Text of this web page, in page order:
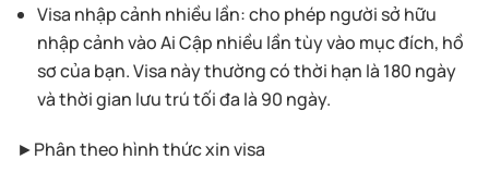
Visa nhập cảnh nhiều lần: cho phép người sở hữu
nhập cảnh vào Ai Cập nhiều lần tùy vào mục đích, hồ
sơ của bạn. Visa này thường có thời hạn là 180 ngày
và thời gian lưu trú tối đa là 90 ngày.
►Phân theo hình thức xin visa